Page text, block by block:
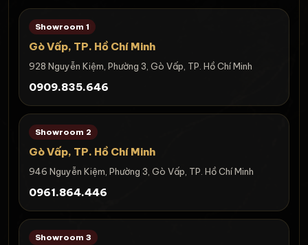
Showroom 1
Gò Vấp, TP. Hồ Chí Minh
928 Nguyễn Kiệm, Phường 3, Gò Vấp, TP. Hồ Chí Minh
0909.835.646
Showroom 2
Gò Vấp, TP. Hồ Chí Minh
946 Nguyễn Kiệm, Phường 3, Gò Vấp, TP. Hồ Chí Minh
0961.864.446
Showroom 3